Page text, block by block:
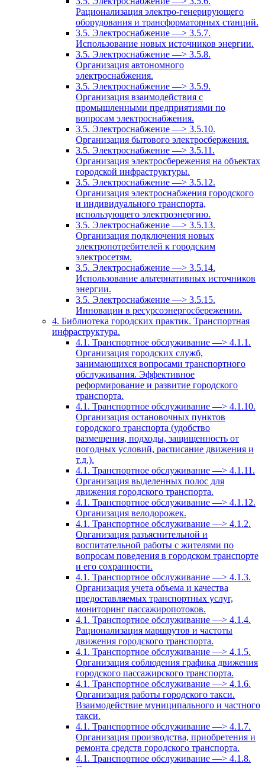
Рационализация электро-генерирующего
оборудования и трансформаторных станций.
3.5. Электроснабжение —> 3.5.7.
Использование новых источников энергии.
3.5. Электроснабжение —> 3.5.8.
Организация автономного
электроснабжения.
3.5. Электроснабжение —> 3.5.9.
Организация взаимодействия с
промышленными предприятиями по
вопросам электроснабжения.
3.5. Электроснабжение —> 3.5.10.
Организация бытового электросбержения.
3.5. Электроснабжение —> 3.5.11.
Организация электросбережения на объектах
городской инфраструктуры.
3.5. Электроснабжение —> 3.5.12.
Организация электроснабжения городского
и индивидуального транспорта,
использующего электроэнергию.
3.5. Электроснабжение —> 3.5.13.
Организация подключения новых
электропотребителей к городским
электросетям.
3.5. Электроснабжение —> 3.5.14.
Использование альтернативных источников
энергии.
3.5. Электроснабжение —> 3.5.15.
Инновации в ресурсоэнергосбережении.
4. Библиотека городских практик. Транспортная
инфраструктура.
4.1. Транспортное обслуживание —> 4.1.1.
Организация городских служб,
занимающихся вопросами транспортного
обслуживания. Эффективное
реформирование и развитие городского
транспорта.
4.1. Транспортное обслуживание —> 4.1.10.
Организация остановочных пунктов
городского транспорта (удобство
размещения, подходы, защищенность от
погодных условий, расписание движения и
т.д.).
4.1. Транспортное обслуживание —> 4.1.11.
Организация выделенных полос для
движения городского транспорта.
4.1. Транспортное обслуживание —> 4.1.12.
Организация велодорожек.
4.1. Транспортное обслуживание —> 4.1.2.
Организация разъяснительной и
воспитательной работы с жителями по
вопросам поведения в городском транспорте
и его сохранности.
4.1. Транспортное обслуживание —> 4.1.3.
Организация учета объема и качества
предоставляемых транспортных услуг,
мониторинг пассажиропотоков.
4.1. Транспортное обслуживание —> 4.1.4.
Рационализация маршрутов и частоты
движения городского транспорта.
4.1. Транспортное обслуживание —> 4.1.5.
Организация соблюдения графика движения
городского пассажирского транспорта.
4.1. Транспортное обслуживание —> 4.1.6.
Организация работы городского такси.
Взаимодействие муниципального и частного
такси.
4.1. Транспортное обслуживание —> 4.1.7.
Организация производства, приобретения и
ремонта средств городского транспорта.
4.1. Транспортное обслуживание —> 4.1.8.